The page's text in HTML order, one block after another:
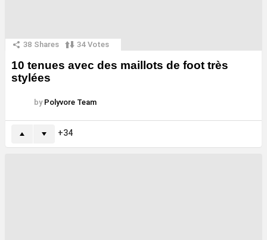
38 Shares 34 Votes
10 tenues avec des maillots de foot très
stylées
by Polyvore Team
34